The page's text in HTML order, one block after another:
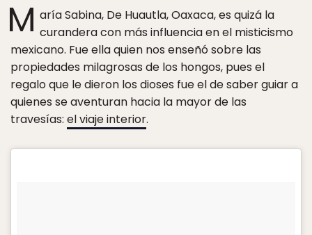
M aría Sabina, De Huautla, Oaxaca, es quizá la
curandera con más influencia en el misticismo
mexicano. Fue ella quien nos enseñó sobre las
propiedades milagrosas de los hongos, pues el
regalo que le dieron los dioses fue el de saber guiar a
quienes se aventuran hacia la mayor de las
travesías: el viaje interior.